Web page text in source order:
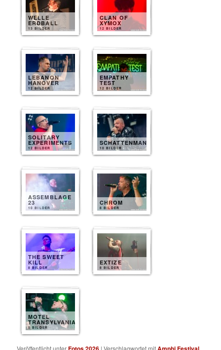
WELLE
ERDBALL
13 BILDER
CLAN OF
XYMOX
12 BILDER
LEBANON
HANOVER
12 BILDER
EMPATHY
TEST
12 BILDER
SOLITARY
EXPERIMENTS
12 BILDER
SCHATTENMANN
10 BILDER
ASSEMBLAGE
23
10 BILDER
CHROM
8 BILDER
THE SWEET
KILL
8 BILDER
EXTIZE
8 BILDER
MOTEL
TRANSYLVANIA
8 BILDER
Veröffentlicht unter |Verschlagwortet mit ,